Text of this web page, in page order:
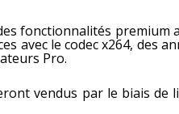
fonctionnalités premium
avec le codec x264, des
Pro.
vendus par le biais de